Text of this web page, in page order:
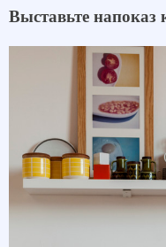
Выставьте напоказ